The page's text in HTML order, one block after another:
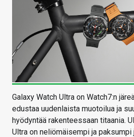
Galaxy Watch Ultra on Watch7:n
edustaa uudenlaista muotoilua ja
hyödyntää rakenteessaan titaania.
Ultra on neliömäisempi ja